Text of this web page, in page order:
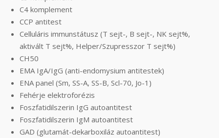
C4 komplement
CCP antitest
Celluláris immunstátusz (T sejt-, B sejt-, NK sejt%,
aktivált T sejt%, Helper/Szupresszor T sejt%)
CH50
EMA IgA/IgG (anti-endomysium antitestek)
ENA panel (Sm, SS-A, SS-B, Scl-70, Jo-1)
Fehérje elektroforézis
Foszfatidilszerin IgG autoantitest
Foszfatidilszerin IgM autoantitest
GAD (glutamát-dekarboxiláz autoantitest)